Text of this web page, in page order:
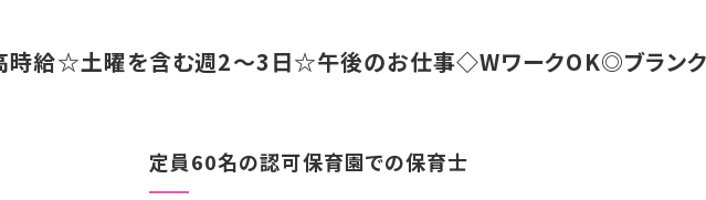
高時給☆土曜を含む週2～3日☆午後のお仕事◇WワークOK◎ブラン
定員60名の認可保育園での保育士